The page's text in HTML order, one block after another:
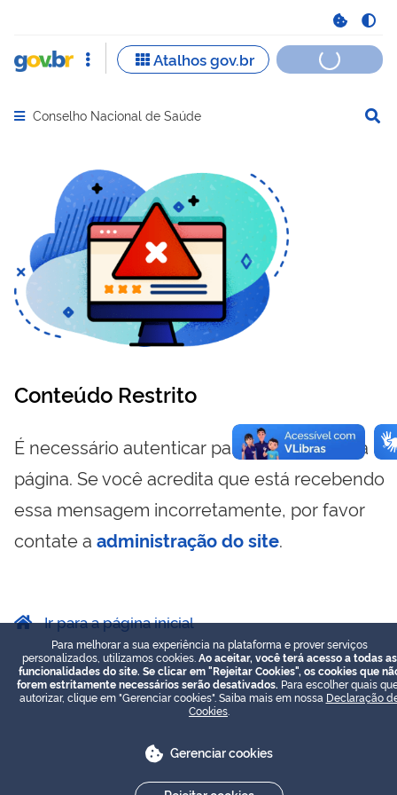
Abrir menu principal de navegação
Conselho Nacional de Saúde
Conteúdo Restrito
É necessário autenticar para visualizar essa
página. Se você acredita que está recebendo
essa mensagem incorretamente, por favor
contate a administração do site.
Ir para a página inicial
Para melhorar a sua experiência na plataforma e prover serviços
personalizados, utilizamos cookies. Ao aceitar, você terá acesso a todas as
funcionalidades do site. Se clicar em "Rejeitar Cookies", os cookies que
forem estritamente necessários serão desativados. Para escolher quais
autorizar, clique em "Gerenciar cookies". Saiba mais em nossa Declaração
Cookies
Gerenciar cookies